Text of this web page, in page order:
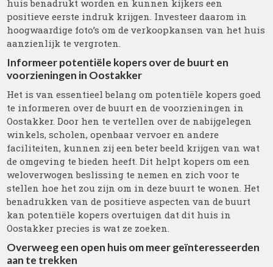
huis benadrukt worden en kunnen kijkers een
positieve eerste indruk krijgen. Investeer daarom in
hoogwaardige foto’s om de verkoopkansen van het huis
aanzienlijk te vergroten.
Informeer potentiële kopers over de buurt en
voorzieningen in Oostakker
Het is van essentieel belang om potentiële kopers goed
te informeren over de buurt en de voorzieningen in
Oostakker. Door hen te vertellen over de nabijgelegen
winkels, scholen, openbaar vervoer en andere
faciliteiten, kunnen zij een beter beeld krijgen van wat
de omgeving te bieden heeft. Dit helpt kopers om een
weloverwogen beslissing te nemen en zich voor te
stellen hoe het zou zijn om in deze buurt te wonen. Het
benadrukken van de positieve aspecten van de buurt
kan potentiële kopers overtuigen dat dit huis in
Oostakker precies is wat ze zoeken.
Overweeg een open huis om meer geïnteresseerden
aan te trekken